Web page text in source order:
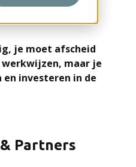
je moet afscheid
maar je
investeren in de
Partners